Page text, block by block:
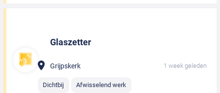
Glaszetter
Grijpskerk 1 week geleden
Dichtbij Afwisselend werk